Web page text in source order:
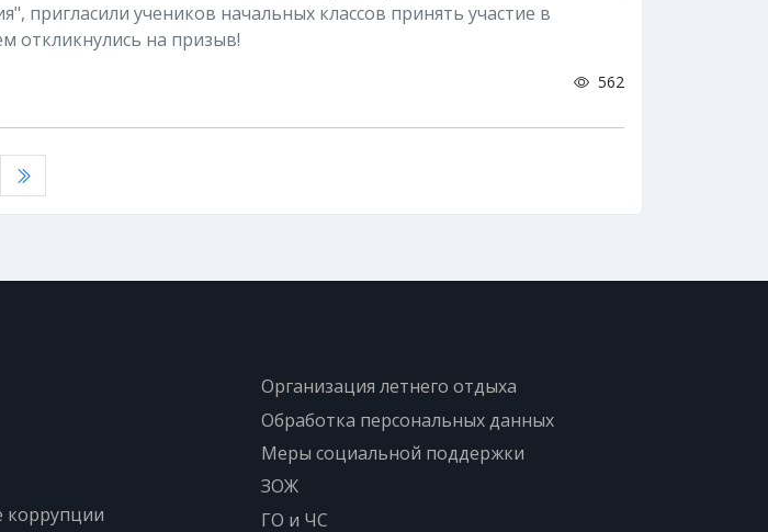
пригласили учеников начальных классов принять участие в
откликнулись на призыв!
562
коррупции
Организация летнего отдыха
Обработка персональных данных
Меры социальной поддержки
ЗОЖ
ГО и ЧС